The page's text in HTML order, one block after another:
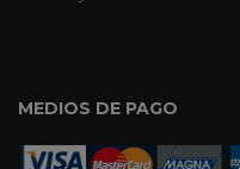
MEDIOS DE PAGO